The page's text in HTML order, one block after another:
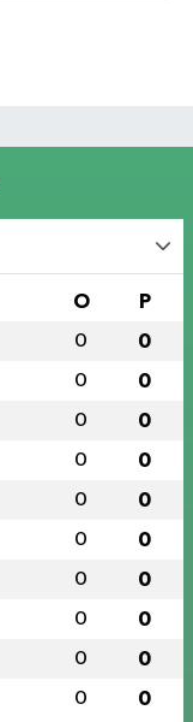
O P
0 0
0 0
0 0
0 0
0 0
0 0
0 0
0 0
0 0
0 0